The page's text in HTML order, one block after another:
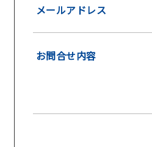
メールアドレス
お問合せ内容